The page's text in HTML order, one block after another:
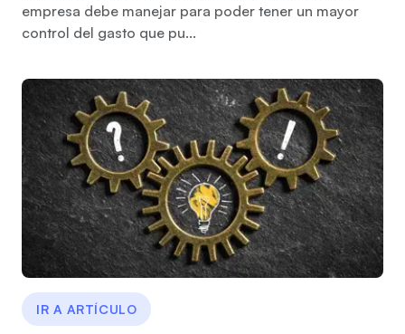
empresa debe manejar para poder tener un mayor
control del gasto que pu...
IR A ARTÍCULO